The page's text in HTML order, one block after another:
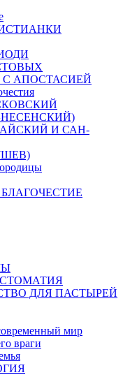
С АПОСТАСИЕЙ
И САН-
ДЛЯ ПАСТЫРЕЙ
мир
враги